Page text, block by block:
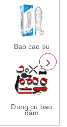
Bao cao su
Dụng cụ bạo
dâm